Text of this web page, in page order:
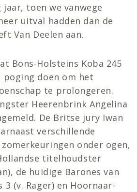
toen we vanwege
uitval hadden dan de
Van Deelen aan.
Bons-Holsteins Koba 245
poging doen om het
te prolongeren.
Heerenbrink Angelina
De Britse jury Iwan
verschillende
onder ogen,
titelhoudster
de huidige Barones van
3 (v. Rager) en Hoornaar-